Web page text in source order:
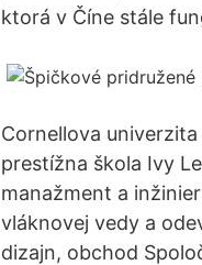
ktorá v Číne stále
Cornellova
prestížna škola Ivy
manažment a
vláknovej vedy a
dizajn, obchod